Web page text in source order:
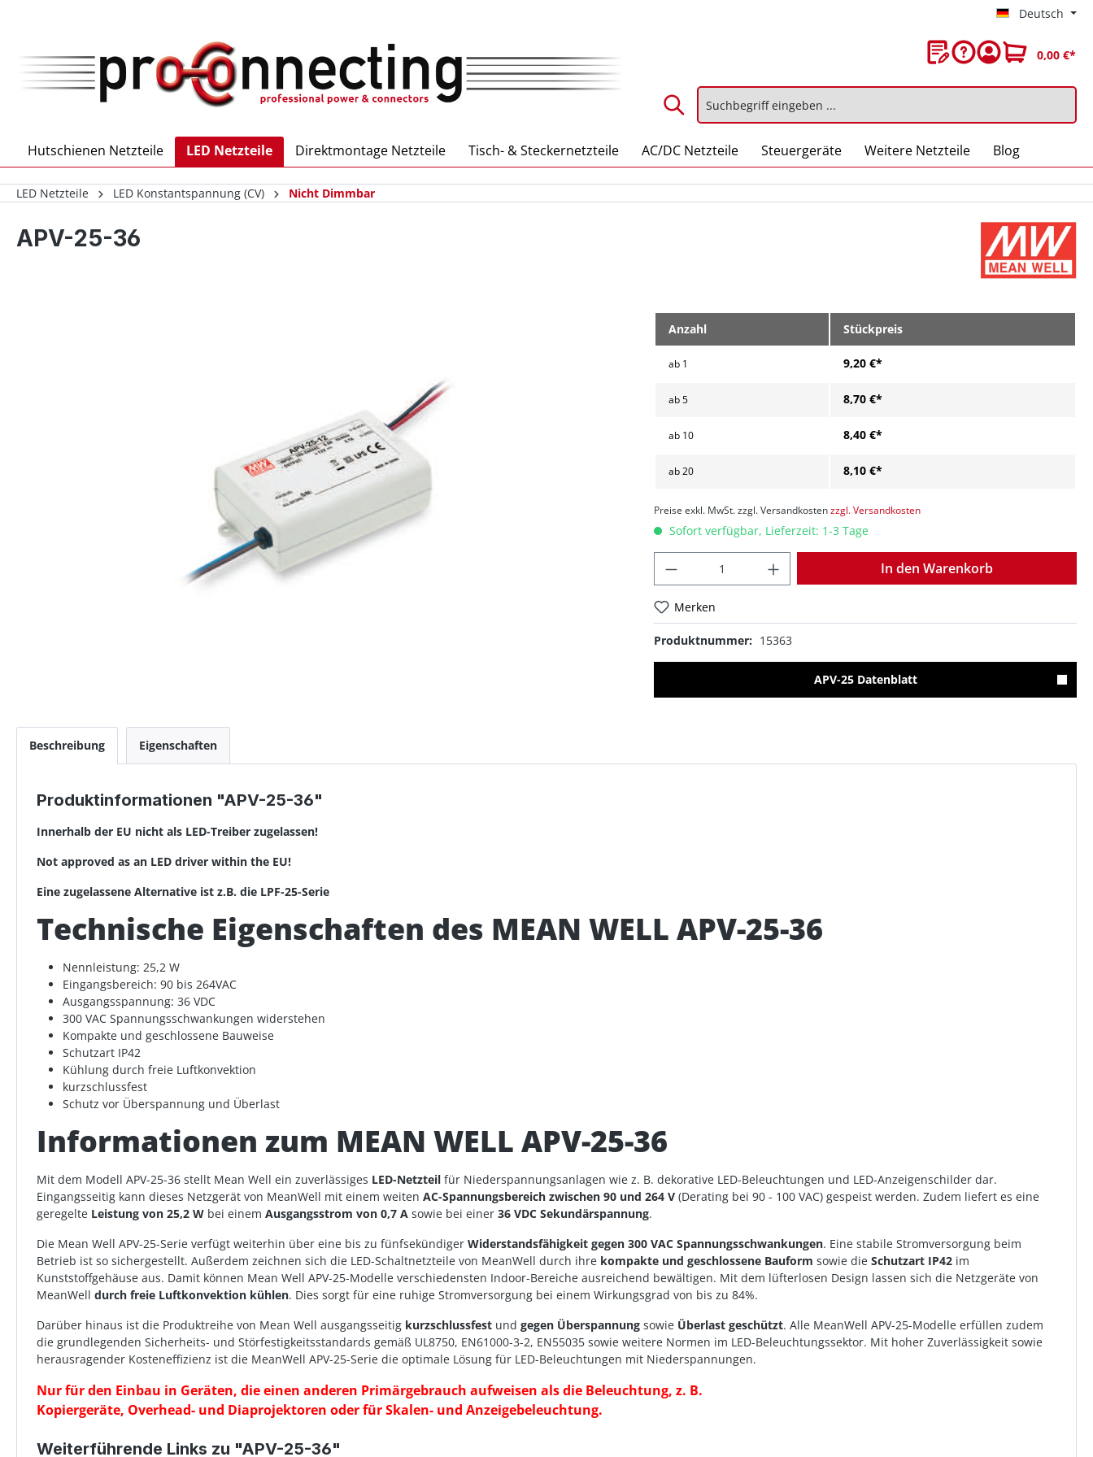
Deutsch
0,00 €*
Hutschienen Netzteile LED Netzteile Direktmontage Netzteile Tisch- & Steckernetzteile AC/DC Netzteile Steuergeräte Weitere Netzteile Blog
LED Netzteile LED Konstantspannung (CV) Nicht Dimmbar
APV-25-36
Anzahl Stückpreis
ab 1 9,20 €*
ab5 8,70 €*
ab 10 8,40 €*
ab20 8,10 €*
Preise exkl. MwSt. zzgl. Versandkostenzzgl. Versandkosten
Sofort verfügbar, Lieferzeit: 1-3 Tage
In den Warenkorb
Merken
Produktnummer: 15363
APV-25 Datenblatt
Beschreibung Eigenschaften
Produktinformationen "APV-25-36"
Innerhalb der EU nicht als LED-Treiber zugelassen!
Not approved as an LED driver within the EU!
Eine zugelassene Alternative ist z.B. die LPF-25-Serie
Technische Eigenschaften des MEAN WELL APV-25-36
Nennleistung: 25,2 W
Eingangsbereich: 90 bis 264VAC
Ausgangsspannung: 36 VDC
300 VAC Spannungsschwankungen widerstehen
Kompakte und geschlossene Bauweise
Schutzart IP42
Kühlung durch freie Luftkonvektion
kurzschlussfest
Schutz vor Überspannung und Überlast
Informationen zum MEAN WELL APV-25-36
Mit dem Modell APV-25-36 stellt Mean Well ein zuverlässiges LED-Netzteil für Niederspannungsanlagen wie z. B. dekorative LED-Beleuchtungen und LED-Anzeigenschilder dar.
Eingangsseitig kann dieses Netzgerät von MeanWell mit einem weiten AC-Spannungsbereich zwischen 90 und 264 V (Derating bei 90 - 100 VAC) gespeist werden. Zudem liefert es eine
geregelte Leistung von 25,2 W bei einem Ausgangsstrom von 0,7 A sowie bei einer 36 VDC Sekundärspannung.
Die Mean Well APV-25-Serie verfügt weiterhin über eine bis zu fünfsekündiger Widerstandsfähigkeit gegen 300 VAC Spannungsschwankungen. Eine stabile Stromversorgung beim
Betrieb ist so sichergestellt. Außerdem zeichnen sich die LED-Schaltnetzteile von MeanWell durch ihre kompakte und geschlossene Bauform sowie die Schutzart IP42 im
Kunststoffgehäuse aus. Damit können Mean Well APV-25-Modelle verschiedensten Indoor-Bereiche ausreichend bewältigen. Mit dem lüfterlosen Design lassen sich die Netzgeräte von
MeanWell durch freie Luftkonvektion kühlen. Dies sorgt für eine ruhige Stromversorgung bei einem Wirkungsgrad von bis zu 84%.
Darüber hinaus ist die Produktreihe von Mean Well ausgangsseitig kurzschlussfest und gegen Überspannung sowie Überlast geschützt. Alle MeanWell APV-25-Modelle erfüllen zudem
die grundlegenden Sicherheits- und Störfestigkeitsstandards gemäß UL8750, EN61000-3-2, EN55035 sowie weitere Normen im LED-Beleuchtungssektor. Mit hoher Zuverlässigkeit sowie
herausragender Kosteneffizienz ist die MeanWell APV-25-Serie die optimale Lösung für LED-Beleuchtungen mit Niederspannungen.
Nur für den Einbau in Geräten, die einen anderen Primärgebrauch aufweisen als die Beleuchtung, z. B.
Kopiergeräte, Overhead- und Diaprojektoren oder für Skalen- und Anzeigebeleuchtung.
Weiterführende Links zu "APV-25-36"